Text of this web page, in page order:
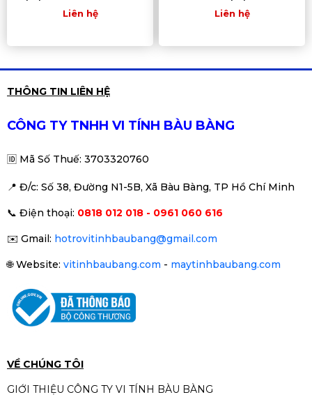
256GB
Liên hệ Liên hệ
THÔNG TIN LIÊN HỆ
CÔNG TY TNHH VI TÍNH BÀU BÀNG
🆔 Mã Số Thuế: 3703320760
📍 Đ/c: Số 38, Đường N1-5B, Xã Bàu Bàng, TP Hồ Chí Minh
📞 Điện thoại: 0818 012 018 - 0961 060 616
✉️ Gmail: hotrovitinhbaubang@gmail.com
🌐Website: vitinhbaubang.com - maytinhbaubang.com
VỀ CHÚNG TÔI
GIỚI THIỆU CÔNG TY VI TÍNH BÀU BÀNG